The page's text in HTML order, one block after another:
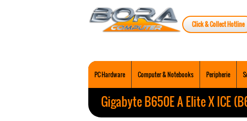
Click & Collect Hotline
PC Hardware Computer & Notebooks Peripherie
Gigabyte B650E A Elite X ICE